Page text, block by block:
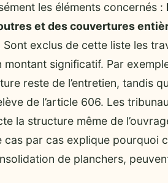
les éléments concernés :
et des couvertures
Sont exclus de cette liste les
montant significatif. Par
reste de l’entretien, tandis
de l’article 606. Les
la structure même de
cas par cas explique pourquoi
de planchers,